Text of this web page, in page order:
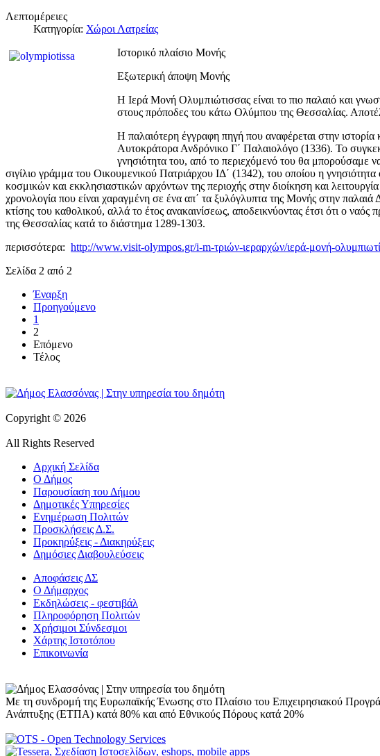
Λεπτομέρειες
Κατηγορία: Χώροι Λατρείας
Ιστορικό πλαίσιο Μονής
Εξωτερική άποψη Μονής
Η Ιερά Μονή Ολυμπιώτισσας είναι το πιο παλαιό και
στους πρόποδες του κάτω Ολύμπου της Θεσσαλίας.
Η παλαιότερη έγγραφη πηγή που αναφέρεται στην
Αυτοκράτορα Ανδρόνικο Γ΄ Παλαιολόγο (1336). Το
γνησιότητα του, από το περιεχόμενό του θα μπορούσαμε
σιγίλιο γράμμα του Οικουμενικού Πατριάρχου ΙΔ΄ (1342), του οποίου η
κοσμικών και εκκλησιαστικών αρχόντων της περιοχής στην διοίκηση και
χρονολογία που είναι χαραγμένη σε ένα απ΄ τα ξυλόγλυπτα της Μονής στην
κτίσης του καθολικού, αλλά το έτος ανακαινίσεως, αποδεικνύοντας έτσι ότι ο
της Θεσσαλίας κατά το διάστημα 1289-1303.
περισσότερα: http://www.visit-olympos.gr/i-m-τριών-ιεραρχών/ιερά-μονή-
Σελίδα 2 από 2
Έναρξη
Προηγούμενο
1
2
Επόμενο
Τέλος
Copyright © 2026
All Rights Reserved
Αρχική Σελίδα
Ο Δήμος
Παρουσίαση του Δήμου
Δημοτικές Υπηρεσίες
Ενημέρωση Πολιτών
Προσκλήσεις Δ.Σ.
Προκηρύξεις - Διακηρύξεις
Δημόσιες Διαβουλεύσεις
Αποφάσεις ΔΣ
Ο Δήμαρχος
Εκδηλώσεις - φεστιβάλ
Πληροφόρηση Πολιτών
Χρήσιμοι Σύνδεσμοι
Χάρτης Ιστοτόπου
Επικοινωνία
Με τη συνδρομή της Ευρωπαϊκής Ένωσης στο Πλαίσιο του Επιχειρησιακού
Ανάπτυξης (ΕΤΠΑ) κατά 80% και από Εθνικούς Πόρους κατά 20%